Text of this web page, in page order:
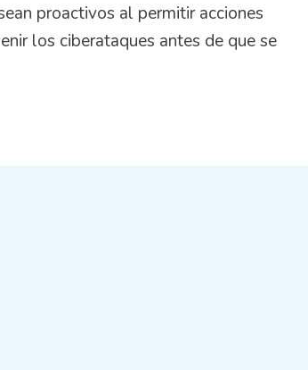
proactivos al permitir acciones
los ciberataques antes de que se